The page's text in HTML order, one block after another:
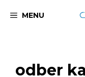
MENU
odber